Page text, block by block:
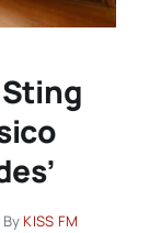
By KISS FM